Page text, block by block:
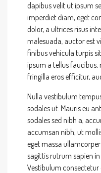
dapibus velit ut ipsum
imperdiet diam, eget
dolor, a ultrices risus
malesuada, auctor est
finibus vehicula turpis
ipsum a tellus faucibus,
fringilla eros efficitur,
Nulla vestibulum
sodales ut. Mauris eu
sodales sed nibh a,
accumsan nibh, ut
eget massa
sagittis rutrum sapien
Vestibulum consectetur